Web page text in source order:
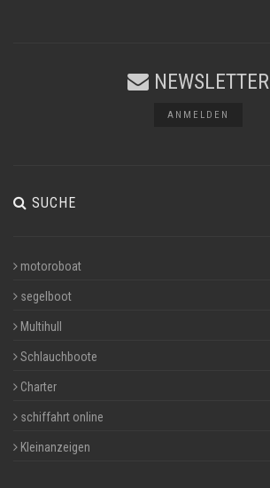
NEWSLETTER
ANMELDEN
SUCHE
motoroboat
segelboot
Multihull
Schlauchboote
Charter
schiffahrt online
Kleinanzeigen